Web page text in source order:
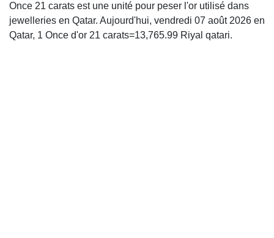
Once 21 carats est une unité pour peser l'or utilisé dans
jewelleries en Qatar. Aujourd'hui, vendredi 07 août 2026 en
Qatar, 1 Once d'or 21 carats=13,765.99 Riyal qatari.